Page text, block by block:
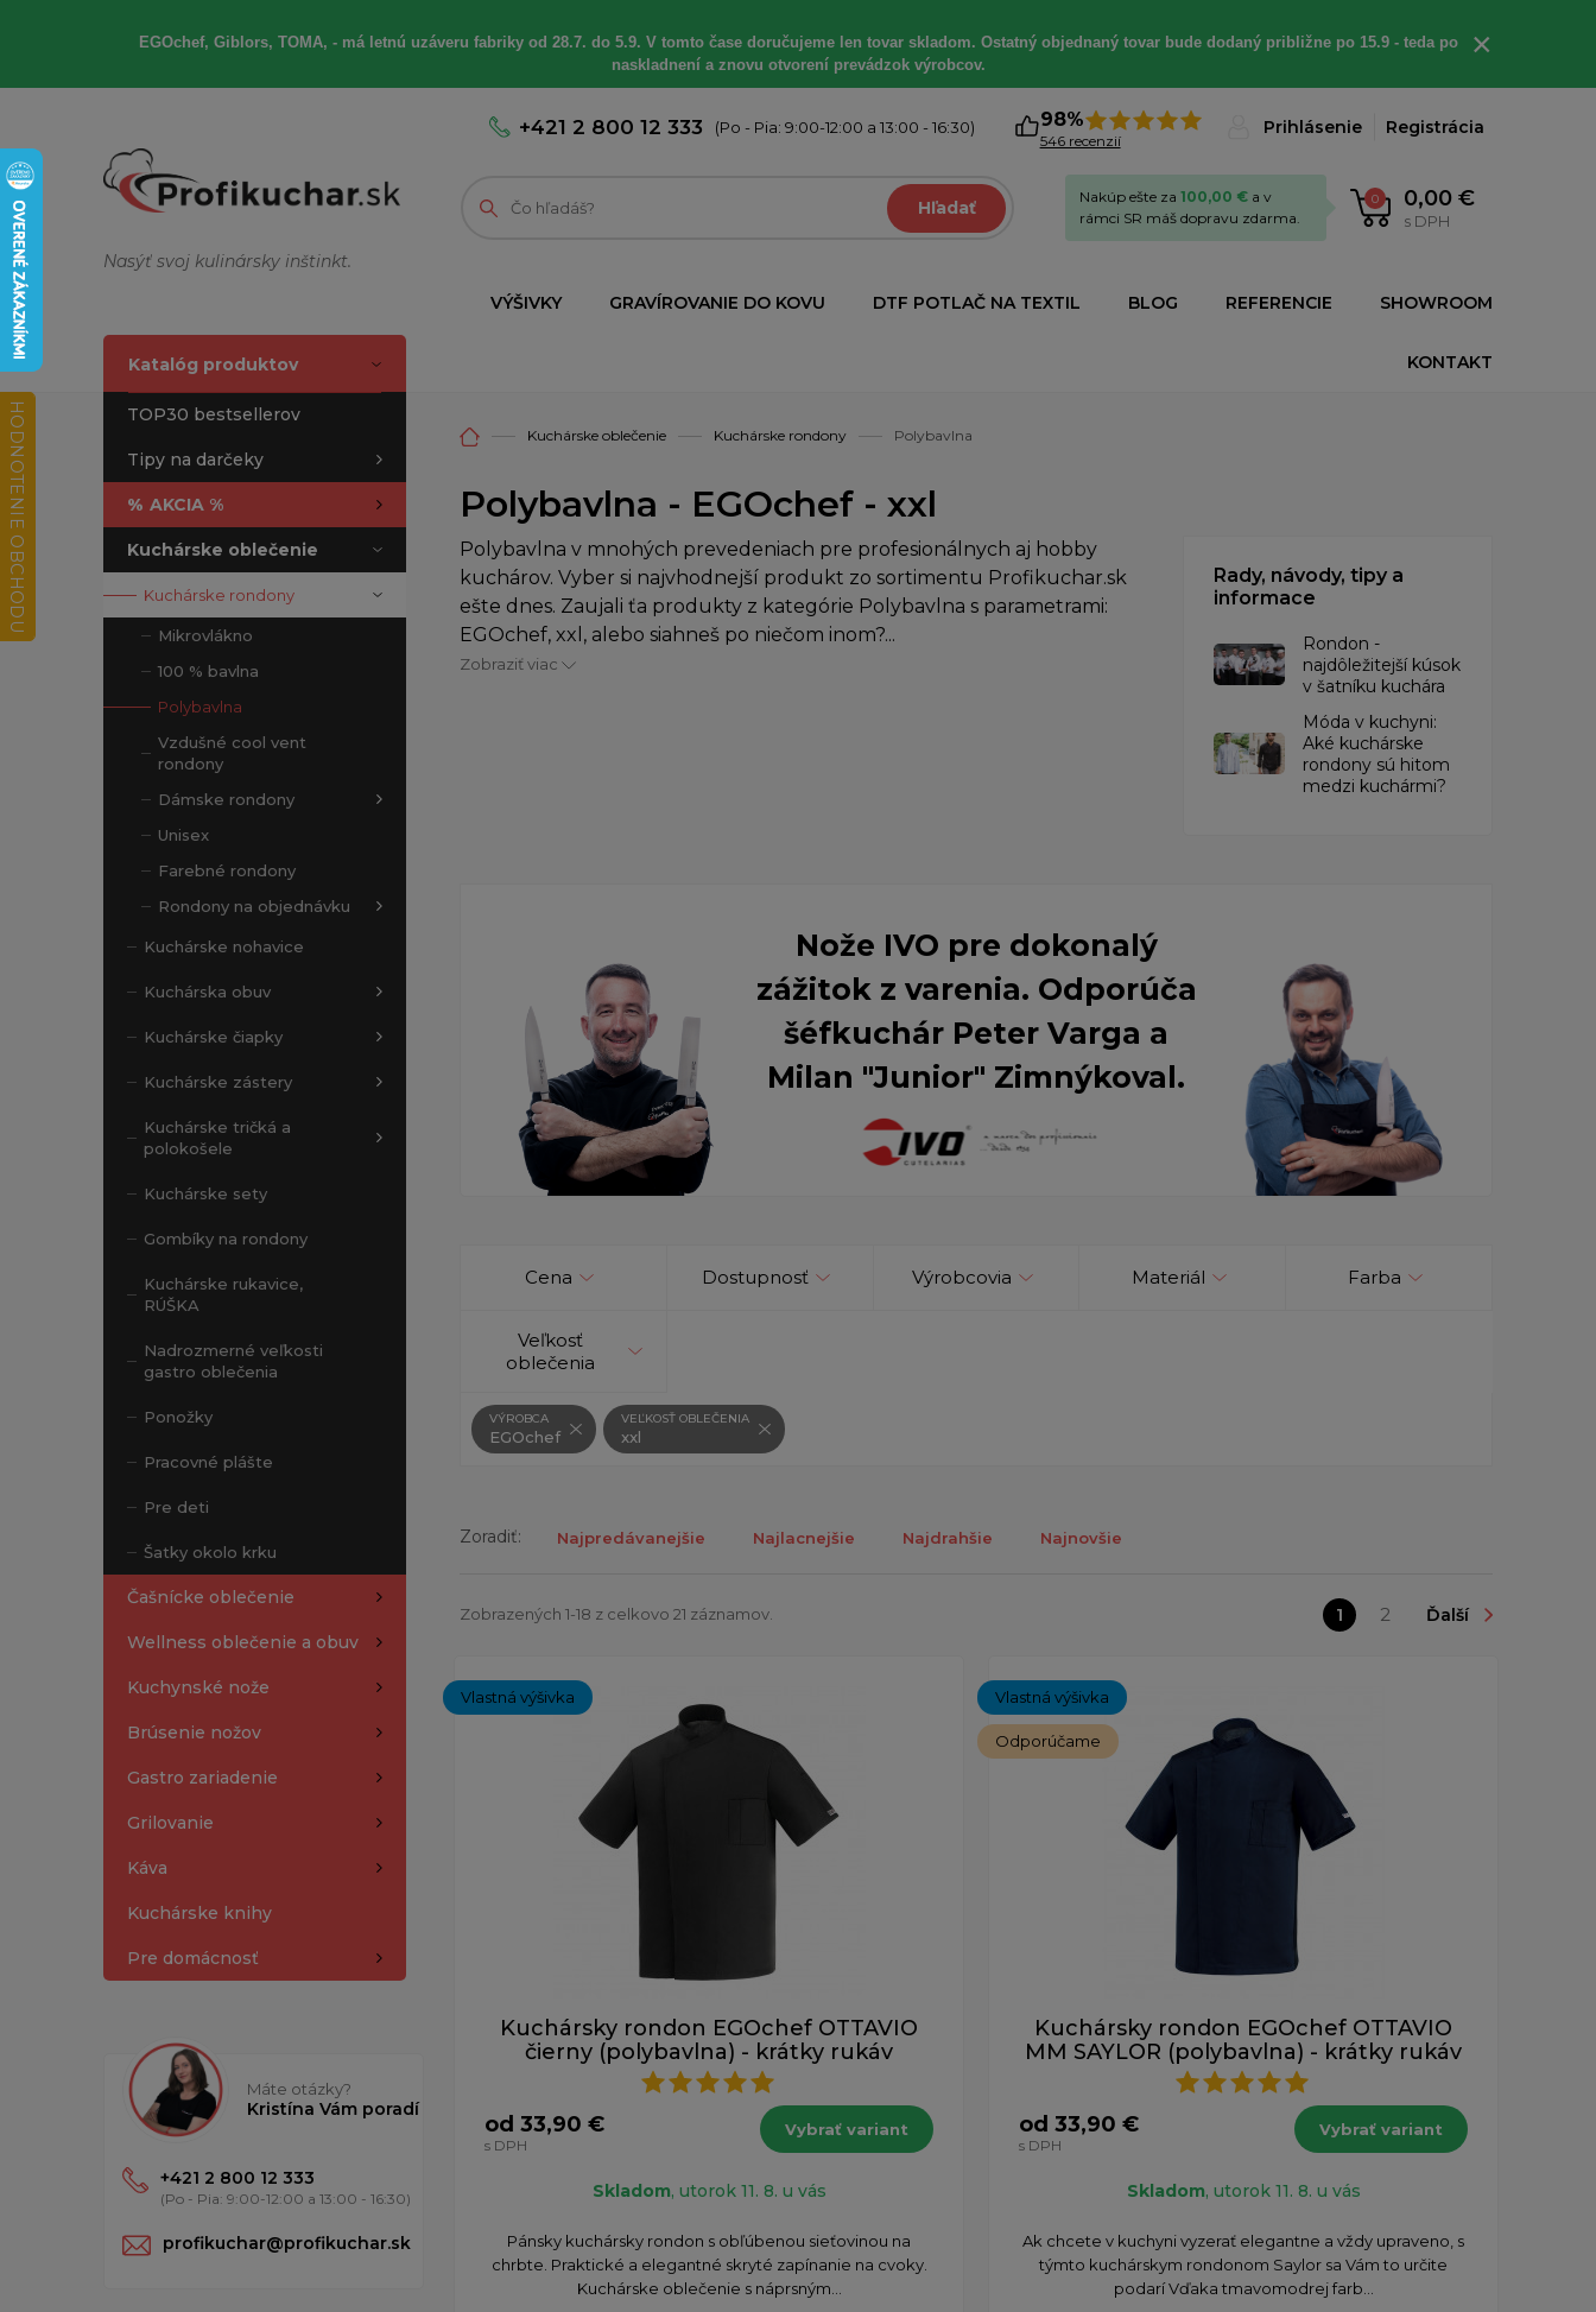
EGOchef, Giblors, TOMA, - má letnú uzáveru fabriky od 28.7. do 5.9. V tomto čase doručujeme len tovar skladom. Ostatný objednaný tovar bude dodaný približne po 15.9 - teda po
naskladnení a znovu otvorení prevádzok výrobcov.
×
Nasýť svoj kulinársky inštinkt.
+421 2 800 12 333 (Po - Pia: 9:00-12:00 a 13:00 - 16:30) 98%
546 recenzií
Prihlásenie Registrácia
Hľadať 0 0,00 €
s DPH
Nakúp ešte za 100,00 € a v
rámci SR máš dopravu zdarma.
VÝŠIVKY GRAVÍROVANIE DO KOVU DTF POTLAČ NA TEXTIL BLOG REFERENCIE SHOWROOM
KONTAKT
Katalóg produktov
TOP30 bestsellerov
Tipy na darčeky
% AKCIA %
Kuchárske oblečenie
Kuchárske rondony
Mikrovlákno
100 % bavlna
Polybavlna
Vzdušné cool vent
rondony
Dámske rondony
Unisex
Farebné rondony
Rondony na objednávku
Kuchárske nohavice
Kuchárska obuv
Kuchárske čiapky
Kuchárske zástery
Kuchárske tričká a
polokošele
Kuchárske sety
Gombíky na rondony
Kuchárske rukavice,
RÚŠKA
Nadrozmerné veľkosti
gastro oblečenia
Ponožky
Pracovné plášte
Pre deti
Šatky okolo krku
Čašnícke oblečenie
Wellness oblečenie a obuv
Kuchynské nože
Brúsenie nožov
Gastro zariadenie
Grilovanie
Káva
Kuchárske knihy
Pre domácnosť
Máte otázky?
Kristína Vám poradí
+421 2 800 12 333
(Po - Pia: 9:00-12:00 a 13:00 - 16:30)
profikuchar@profikuchar.sk
Kuchárske oblečenie Kuchárske rondony Polybavlna
Polybavlna - EGOchef - xxl
Polybavlna v mnohých prevedeniach pre profesionálnych aj hobby
kuchárov. Vyber si najvhodnejší produkt zo sortimentu Profikuchar.sk
ešte dnes. Zaujali ťa produkty z kategórie Polybavlna s parametrami:
EGOchef, xxl, alebo siahneš po niečom inom?...
Zobraziť viac
Rady, návody, tipy a
informace
Rondon -
najdôležitejší kúsok
v šatníku kuchára
​Móda v kuchyni:
Aké kuchárske
rondony sú hitom
medzi kuchármi?
Nože IVO pre dokonalý
zážitok z varenia. Odporúča
šéfkuchár Peter Varga a
Milan "Junior" Zimnýkoval.
Cena Dostupnosť Výrobcovia Materiál Farba
Veľkosť
oblečenia
VÝROBCA
EGOchef
VEĽKOSŤ OBLEČENIA
xxl
Zoradiť: Najpredávanejšie Najlacnejšie Najdrahšie Najnovšie
Zobrazených 1-18 z celkovo 21 záznamov. 1 2 Ďalší
Vlastná výšivka
Kuchársky rondon EGOchef OTTAVIO
čierny (polybavlna) - krátky rukáv
od 33,90 €
s DPH
Vybrať variant
Skladom, utorok 11. 8. u vás
Pánsky kuchársky rondon s obľúbenou sieťovinou na
chrbte. Praktické a elegantné skryté zapínanie na cvoky.
Kuchárske oblečenie s náprsným...
Vlastná výšivka
Odporúčame
Kuchársky rondon EGOchef OTTAVIO
MM SAYLOR (polybavlna) - krátky rukáv
od 33,90 €
s DPH
Vybrať variant
Skladom, utorok 11. 8. u vás
Ak chcete v kuchyni vyzerať elegantne a vždy upraveno, s
týmto kuchárskym rondonom Saylor sa Vám to určite
podarí Vďaka tmavomodrej farb...
HODNOTENIE OBCHODU